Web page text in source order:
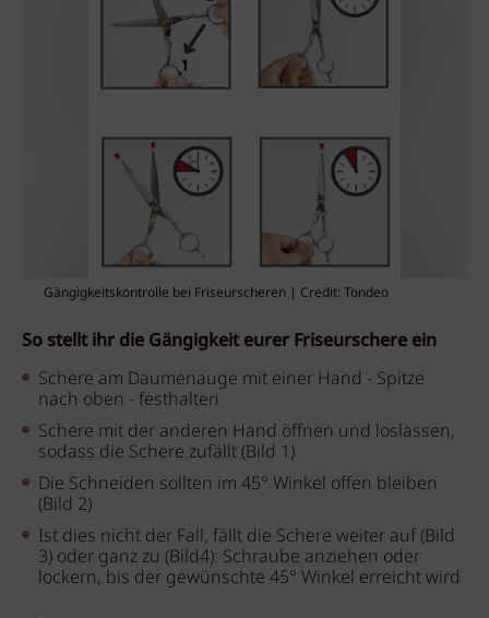
Gängigkeitskontrolle bei Friseurscheren | Credit: Tondeo
So stellt ihr die Gängigkeit eurer Friseurschere ein
Schere am Daumenauge mit einer Hand - Spitze
nach oben - festhalten
Schere mit der anderen Hand öffnen und loslassen,
sodass die Schere zufällt (Bild 1)
Die Schneiden sollten im 45° Winkel offen bleiben
(Bild 2)
Ist dies nicht der Fall, fällt die Schere weiter auf (Bild
3) oder ganz zu (Bild4): Schraube anziehen oder
lockern, bis der gewünschte 45° Winkel erreicht wird